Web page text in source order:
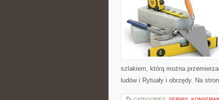
szlakiem, którą można
ludów i Rytuały i obrzędy. Na